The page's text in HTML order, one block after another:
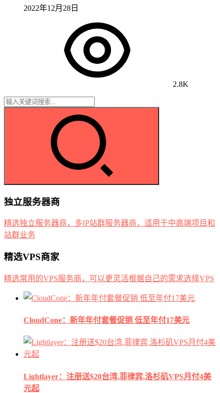
2022年12月28日
2.8K
独立服务器商
精选独立服务器商，多IP站群服务器商，适用于中高端项目和
站群业务
精选VPS商家
精选常用的VPS服务商，可以更灵活根据自己的需求选择VPS
CloudCone：新年年付套餐促销 低至年付17美元
Lightlayer：注册送$20台湾,菲律宾,洛杉矶VPS月付4美
元起